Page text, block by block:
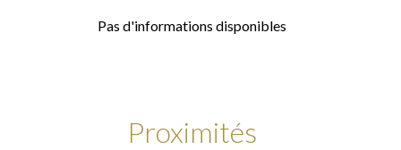
Pas d'informations disponibles
Proximités